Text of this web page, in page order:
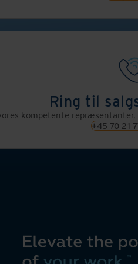
Ring til
kompetente
+45 70 21